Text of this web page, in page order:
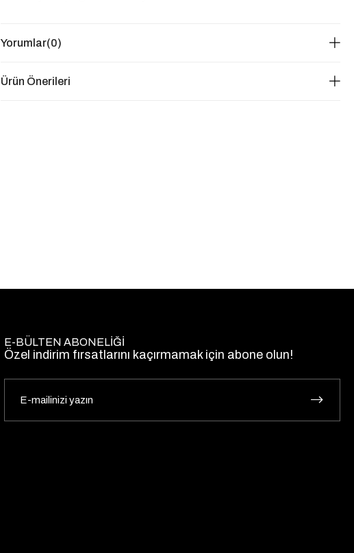
Yorumlar(0)
Ürün Önerileri
E-BÜLTEN ABONELİĞİ
Özel indirim fırsatlarını kaçırmamak için abone olun!